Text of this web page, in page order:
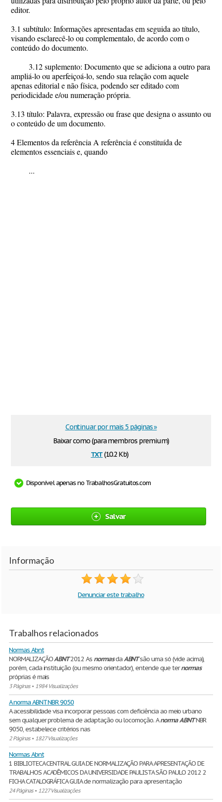
editor.
3.1 subtítulo: Informações apresentadas em seguida ao título,
visando esclarecê-lo ou complementalo, de acordo com o
conteúdo do documento.
3.12 suplemento: Documento que se adiciona a outro para
ampliá-lo ou aperfeiçoá-lo, sendo sua relação com aquele
apenas editorial e não física, podendo ser editado com
periodicidade e/ou numeração própria.
3.13 título: Palavra, expressão ou frase que designa o assunto ou
o conteúdo de um documento.
4 Elementos da referência A referência é constituída de
elementos essenciais e, quando
...
Baixar como (para membros premium)
txt(10.2 Kb)
Continuar por mais 5 páginas »
Disponível apenas no TrabalhosGratuitos.com
Salvar
Informação
Denunciar este trabalho
Trabalhos relacionados
Normas Abnt
NORMALIZAÇÃOABNT2012 As normasdaABNTsão uma só (vide acima),
porém, cada instituição (ou mesmo orientador), entende que ternormas
próprias é mais
3 Páginas• 1984 Visualizações
A norma ABNT NBR 9050
A acessibilidade visa incorporar pessoas com deficiência ao meio urbano
sem qualquer problema de adaptação ou locomoção. AnormaABNTNBR
9050, estabelece critérios nas
2 Páginas• 1827 Visualizações
Normas Abnt
1 BIBLIOTECA CENTRAL GUIA DE NORMALIZAÇÃO PARA APRESENTAÇÃO DE
TRABALHOS ACADÊMICOS DA UNIVERSIDADE PAULISTA SÃO PAULO 2012 2
FICHA CATALOGRÁFICA GUIA de normalização para apresentação
24 Páginas• 1227 Visualizações